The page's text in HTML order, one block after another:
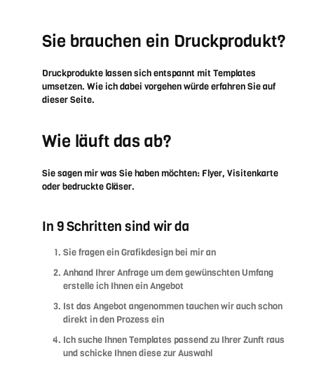
Sie brauchen ein Druckprodukt?
Druckprodukte lassen sich entspannt mit Templates
umsetzen. Wie ich dabei vorgehen würde erfahren Sie auf
dieser Seite.
Wie läuft das ab?
Sie sagen mir was Sie haben möchten: Flyer, Visitenkarte
oder bedruckte Gläser.
In 9 Schritten sind wir da
Sie fragen ein Grafikdesign bei mir an
Anhand Ihrer Anfrage um dem gewünschten Umfang
erstelle ich Ihnen ein Angebot
Ist das Angebot angenommen tauchen wir auch schon
direkt in den Prozess ein
Ich suche Ihnen Templates passend zu Ihrer Zunft raus
und schicke Ihnen diese zur Auswahl